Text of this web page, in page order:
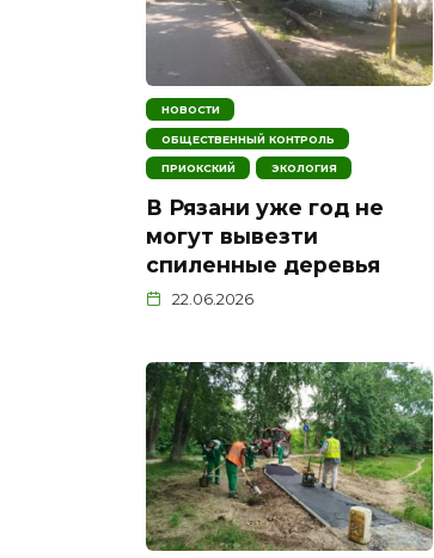
НОВОСТИ
ОБЩЕСТВЕННЫЙ КОНТРОЛЬ
ПРИОКСКИЙ ЭКОЛОГИЯ
В Рязани уже год не
могут вывезти
спиленные деревья
22.06.2026